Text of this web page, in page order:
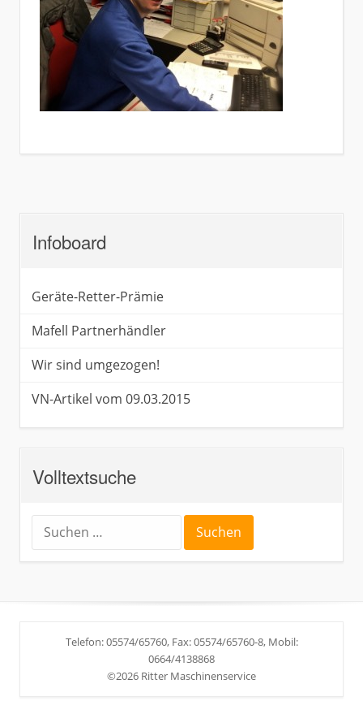
Infoboard
Geräte-Retter-Prämie
Mafell Partnerhändler
Wir sind umgezogen!
VN-Artikel vom 09.03.2015
Volltextsuche
nach:
Telefon: 05574/65760, Fax: 05574/65760-8, Mobil:
0664/4138868
©2026 Ritter Maschinenservice